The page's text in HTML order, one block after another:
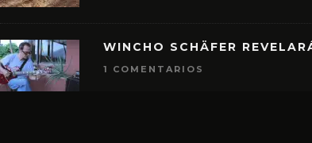
WINCHO SCHÄFER
1 COMENTARIOS